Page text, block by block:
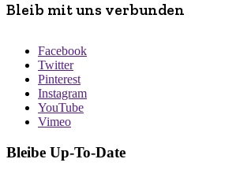
Bleib mit uns verbunden
Facebook
Twitter
Pinterest
Instagram
YouTube
Vimeo
Bleibe Up-To-Date